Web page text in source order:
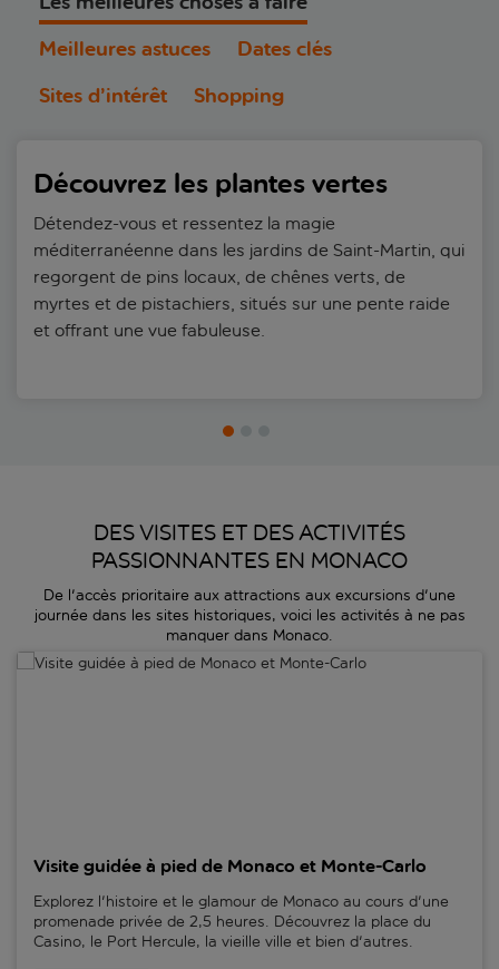
Meilleures astuces
Dates clés
Sites d’intérêt
Shopping
Découvrez les plantes vertes
Détendez-vous et ressentez la magie
méditerranéenne dans les jardins de Saint-Martin, qui
regorgent de pins locaux, de chênes verts, de
myrtes et de pistachiers, situés sur une pente raide
et offrant une vue fabuleuse.
DES VISITES ET DES ACTIVITÉS
PASSIONNANTES EN MONACO
De l'accès prioritaire aux attractions aux excursions d'une
journée dans les sites historiques, voici les activités à ne pas
manquer dans Monaco.
Visite guidée à pied de Monaco et Monte-Carlo
Visite guidée à pied de Monaco et Monte-Carlo
Explorez l'histoire et le glamour de Monaco au cours d'une
promenade privée de 2,5 heures. Découvrez la place du
Casino, le Port Hercule, la vieille ville et bien d'autres.